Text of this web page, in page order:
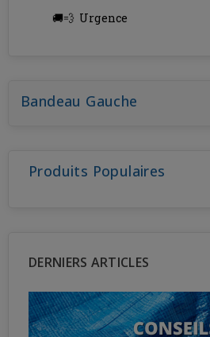
Urgence
Bandeau Gauche
Produits Populaires
DERNIERS ARTICLES